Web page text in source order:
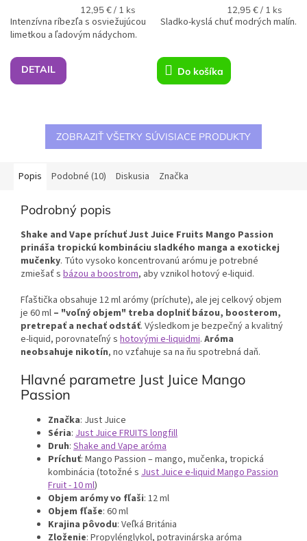
Jednotková
cena:
12,95 € / 1 ks
DETAIL
Intenzívna ríbezľa s osviežujúcou
limetkou a ľadovým nádychom.
Jednotková
cena:
12,95 € / 1 ks
Do košíka
Sladko-kyslá chuť modrých malín.
ZOBRAZIŤ VŠETKY SÚVISIACE PRODUKTY
Popis Podobné (10) Diskusia Značka
Podrobný popis
Shake and Vape príchuť Just Juice Fruits Mango Passion
prináša tropickú kombináciu sladkého manga a exotickej
mučenky. Túto vysoko koncentrovanú arómu je potrebné
zmiešať s bázou a boostrom, aby vznikol hotový e-liquid.
Fľaštička obsahuje 12 ml arómy (príchute), ale jej celkový objem
je 60 ml – "voľný objem" treba doplniť bázou, boosterom,
pretrepať a nechať odstáť. Výsledkom je bezpečný a kvalitný
e-liquid, porovnateľný s hotovými e-liquidmi. Aróma
neobsahuje nikotín, no vzťahuje sa na ňu spotrebná daň.
Hlavné parametre Just Juice Mango
Passion
Značka: Just Juice
Séria: Just Juice FRUITS longfill
Druh: Shake and Vape aróma
Príchuť: Mango Passion – mango, mučenka, tropická
kombinácia (totožné s Just Juice e-liquid Mango Passion
Fruit - 10 ml)
Objem arómy vo fľaši: 12 ml
Objem fľaše: 60 ml
Krajina pôvodu: Veľká Británia
Zloženie: Propylénglykol, potravinárska aróma